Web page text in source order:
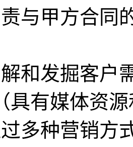
与甲方合同
和发掘客户
具有媒体资
多种营销方